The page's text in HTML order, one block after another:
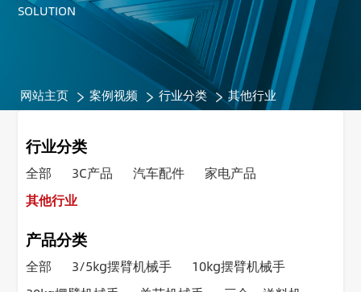
SOLUTION
网站主页 案例视频 行业分类 其他行业
行业分类
全部 3C产品 汽车配件
家电产品
其他行业
产品分类
全部 3/5kg摆臂机械手
10kg摆臂机械手